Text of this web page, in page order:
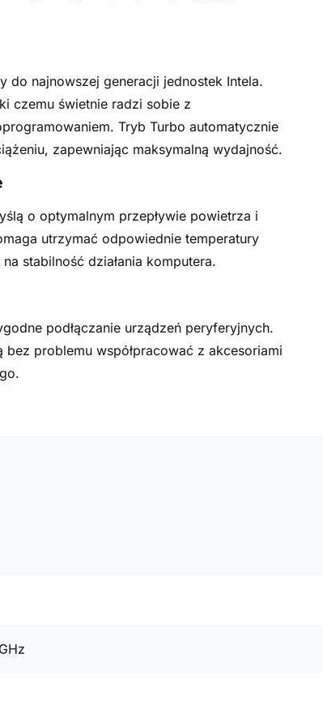
do najnowszej generacji jednostek Intela.
czemu świetnie radzi sobie z
Tryb Turbo automatycznie
zapewniając maksymalną wydajność.
o optymalnym przepływie powietrza i
utrzymać odpowiednie temperatury
stabilność działania komputera.
podłączanie urządzeń peryferyjnych.
bez problemu współpracować z akcesoriami